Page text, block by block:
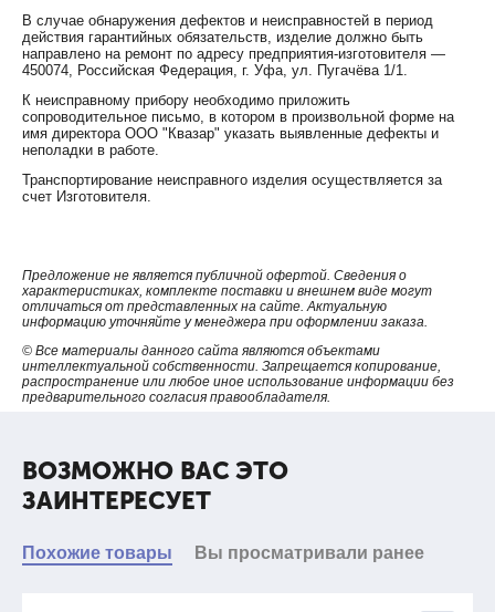
литий-ионные батареи не имеют эффекта памяти и обладают
низким саморазрядом. Даже после длительного перерыва в
использовании, инструмент всегда готов к работе. Кроме того,
вес литий-ионного аккумулятора меньше, а емкость
(энергетическая плотность) на 50 % больше, чем у NI-MH
аккумуляторов. Каждый инструмент укомплектован двумя 18-
вольтовыми Li-ion аккумуляторами
автоматически перестает работать в случае, если
означает, что эксплуатация инструмента не возможна, пока
температура не снизится до обычной
за счет использования гидравлической системы высокого
давления, устройство является оптимальным инструментом
для промышленного использования.
Комплектация:
комплект "пуансон-матрица": 22.0, 28.0, 34.0, 43.0, 49.0,
В случае обнаружения дефектов и неисправностей в период
действия гарантийных обязательств, изделие должно быть
направлено на ремонт по адресу предприятия-изготовителя —
450074, Российская Федерация, г. Уфа, ул. Пугачёва 1/1.
К неисправному прибору необходимо приложить
сопроводительное письмо, в котором в произвольной форме на
имя директора ООО "Квазар" указать выявленные дефекты и
неполадки в работе.
Транспортирование неисправного изделия осуществляется за
счет Изготовителя.
Предложение не является публичной офертой. Сведения о
характеристиках, комплекте поставки и внешнем виде могут
отличаться от представленных на сайте. Актуальную
информацию уточняйте у менеджера при оформлении заказа.
© Все материалы данного сайта являются объектами
интеллектуальной собственности. Запрещается копирование,
распространение или любое иное использование информации без
предварительного согласия правообладателя.
ВОЗМОЖНО ВАС ЭТО
ЗАИНТЕРЕСУЕТ
Похожие товары Вы просматривали ранее